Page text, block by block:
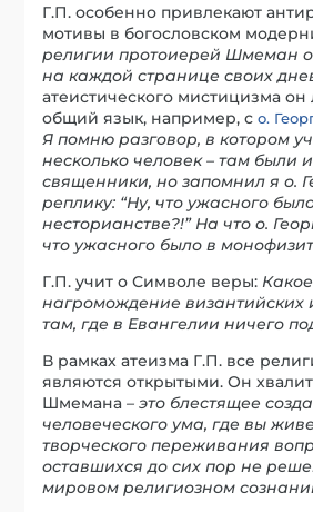
Г.П. особенно привлекают
мотивы в богословском
религии протоиерей Шмеман
на каждой странице своих
атеистического мистицизма он
общий язык, например, со.
Я помню разговор, в котором
несколько человек – там были
священники, но запомнил я о.
реплику: “Ну, что ужасного
несторианстве?!” На что о.
что ужасного было в
Г.П. учит о Символе веры: Какое
нагромождение
там, где в Евангелии ничего
В рамках атеизма Г.П. все
являются открытыми. Он
Шмемана– это блестящее
человеческого ума, где вы
творческого переживания
оставшихся до сих пор не
мировом религиозном